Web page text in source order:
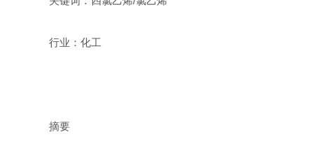
行业：化工
摘要